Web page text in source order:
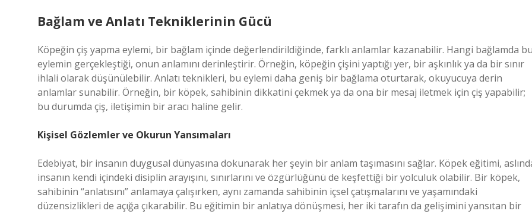
Bağlam ve Anlatı Tekniklerinin Gücü
Köpeğin çiş yapma eylemi, bir bağlam içinde değerlendirildiğinde, farklı anlamlar kazanabilir. Hangi bağlamda
eylemin gerçekleştiği, onun anlamını derinleştirir. Örneğin, köpeğin çişini yaptığı yer, bir aşkınlık ya da bir sınır
ihlali olarak düşünülebilir. Anlatı teknikleri, bu eylemi daha geniş bir bağlama oturtarak, okuyucuya derin
anlamlar sunabilir. Örneğin, bir köpek, sahibinin dikkatini çekmek ya da ona bir mesaj iletmek için çiş yapabilir;
bu durumda çiş, iletişimin bir aracı haline gelir.
Kişisel Gözlemler ve Okurun Yansımaları
Edebiyat, bir insanın duygusal dünyasına dokunarak her şeyin bir anlam taşımasını sağlar. Köpek eğitimi,
insanın kendi içindeki disiplin arayışını, sınırlarını ve özgürlüğünü de keşfettiği bir yolculuk olabilir. Bir köpek,
sahibinin “anlatısını” anlamaya çalışırken, aynı zamanda sahibinin içsel çatışmalarını ve yaşamındaki
düzensizlikleri de açığa çıkarabilir. Bu eğitimin bir anlatıya dönüşmesi, her iki tarafın da gelişimini yansıtan bir